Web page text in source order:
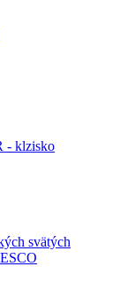
- klzisko
svätých